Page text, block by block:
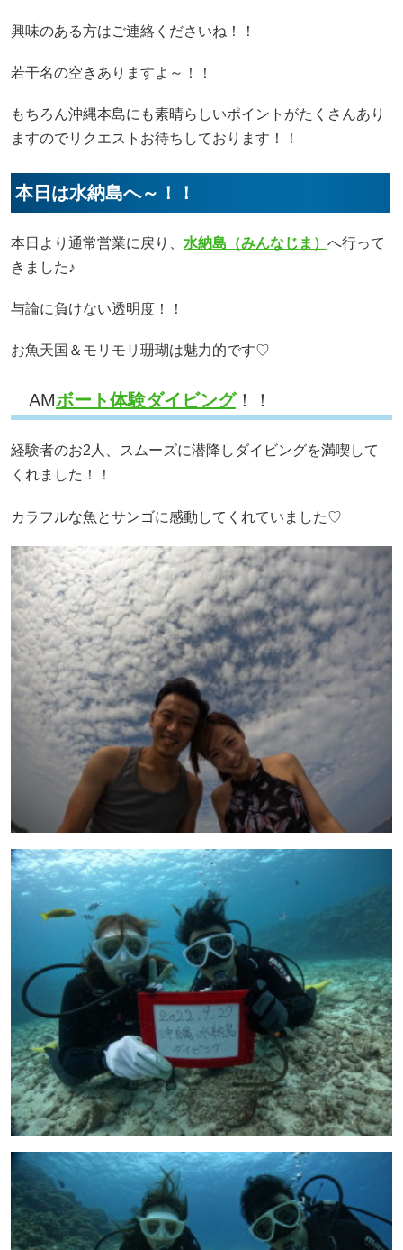
興味のある方はご連絡くださいね！！
若干名の空きありますよ～！！
もちろん沖縄本島にも素晴らしいポイントがたくさんあり
ますのでリクエストお待ちしております！！
本日は水納島へ～！！
本日より通常営業に戻り、 水納島（みんなじま） へ行って
きました♪
与論に負けない透明度！！
お魚天国＆モリモリ珊瑚は魅力的です♡
AMボート体験ダイビング！！
経験者のお2人、スムーズに潜降しダイビングを満喫して
くれました！！
カラフルな魚とサンゴに感動してくれていました♡